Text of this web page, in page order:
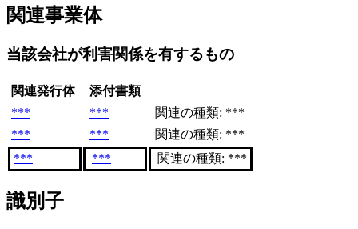
関連事業体
当該会社が利害関係を有するもの
関連発行体
添付書類
***
***
関連の種類: ***
***
***
関連の種類: ***
***
*** 関連の種類: ***
識別子